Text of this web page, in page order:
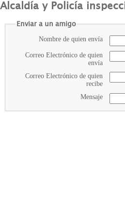
Alcaldía y Policía
Enviar a un amigo
Nombre de quien envía
Correo Electrónico de quien
envía
Correo Electrónico de quien
recibe
Mensaje